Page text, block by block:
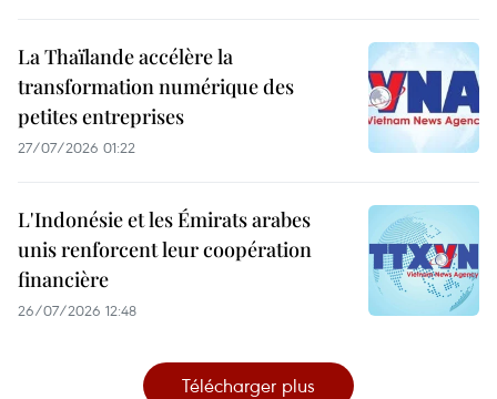
La Thaïlande accélère la
transformation numérique des
petites entreprises
27/07/2026 01:22
L'Indonésie et les Émirats arabes
unis renforcent leur coopération
financière
26/07/2026 12:48
Télécharger plus